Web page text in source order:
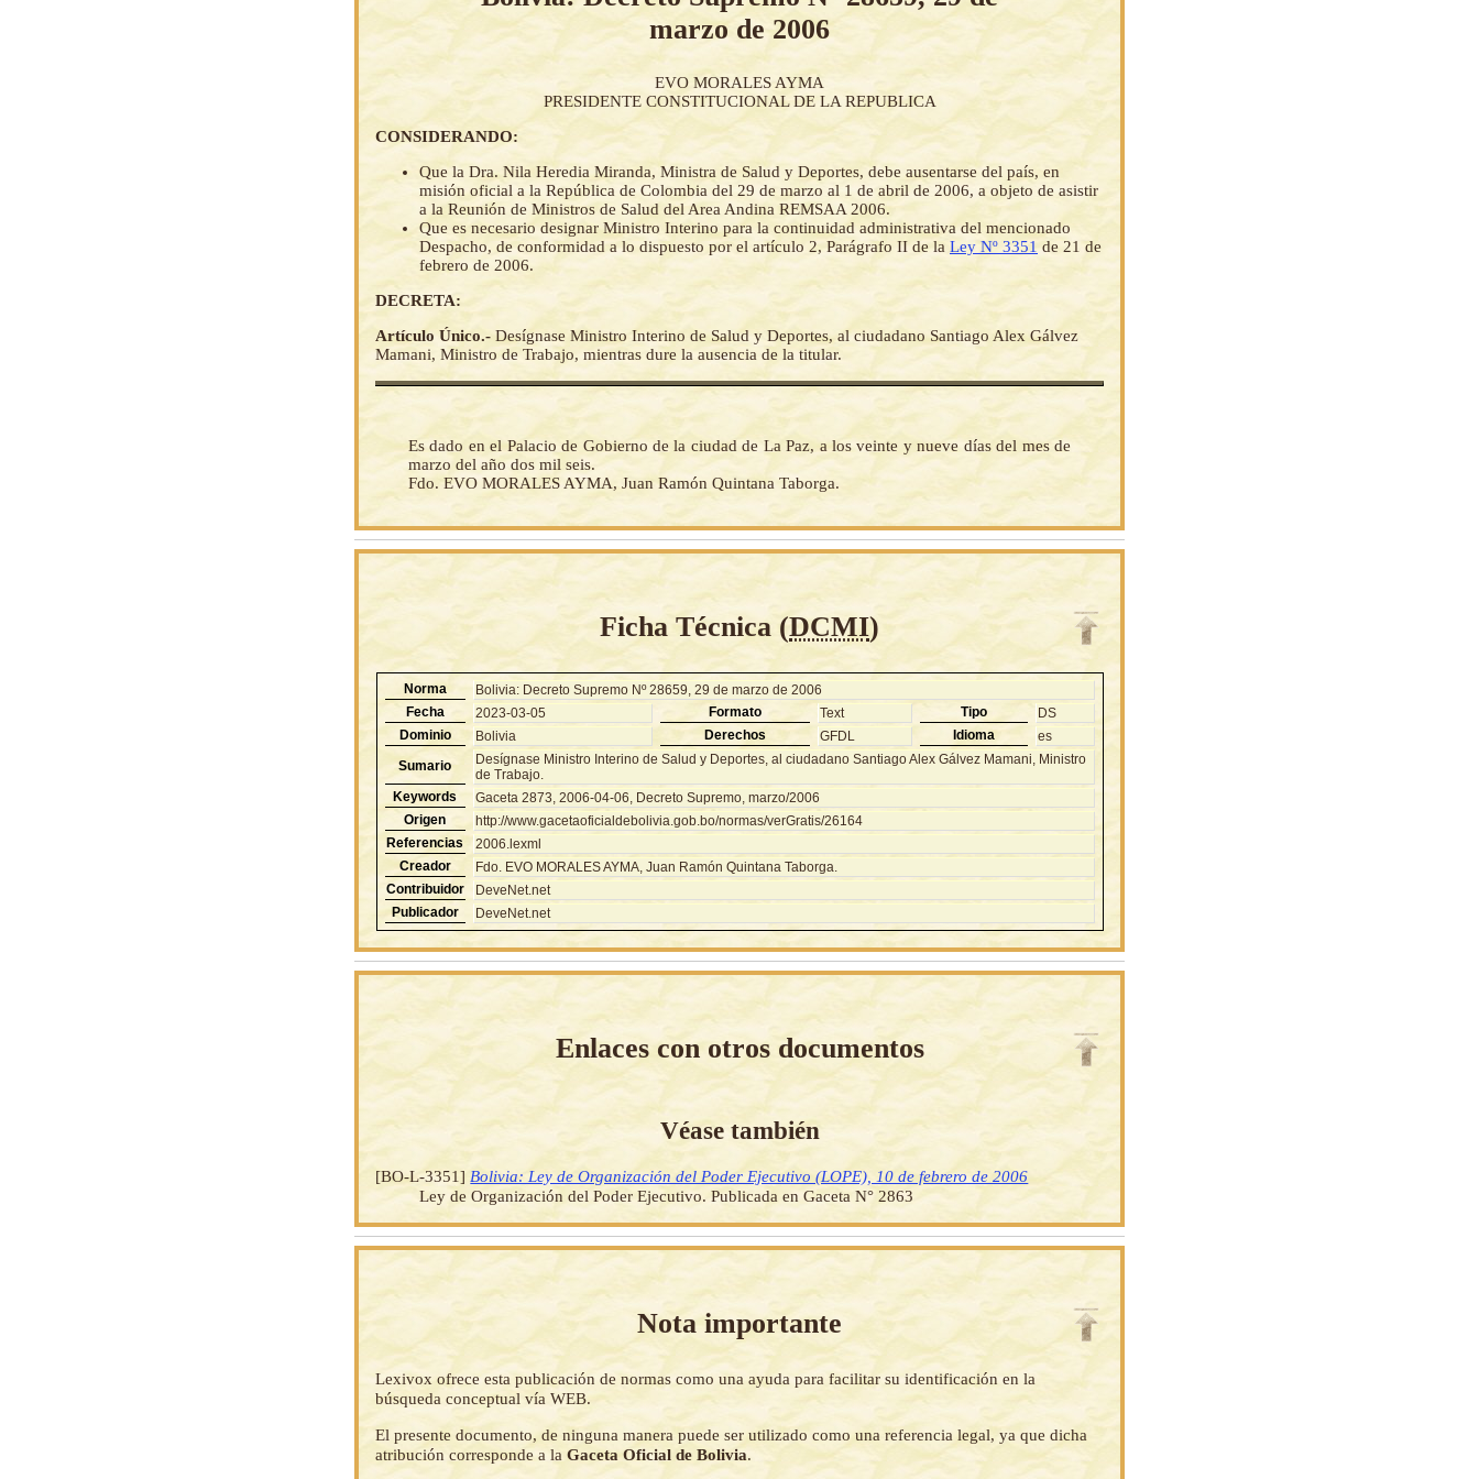
marzo de 2006
EVO MORALES AYMA
PRESIDENTE CONSTITUCIONAL DE LA REPUBLICA
CONSIDERANDO:
Que la Dra. Nila Heredia Miranda, Ministra de Salud y Deportes, debe ausentarse del país, en
misión oficial a la República de Colombia del 29 de marzo al 1 de abril de 2006, a objeto de asistir
a la Reunión de Ministros de Salud del Area Andina REMSAA 2006.
Que es necesario designar Ministro Interino para la continuidad administrativa del mencionado
Despacho, de conformidad a lo dispuesto por el artículo 2, Parágrafo II de la Ley Nº 3351 de 21 de
febrero de 2006.
DECRETA:
Artículo Único.- Desígnase Ministro Interino de Salud y Deportes, al ciudadano Santiago Alex Gálvez
Mamani, Ministro de Trabajo, mientras dure la ausencia de la titular.
Es dado en el Palacio de Gobierno de la ciudad de La Paz, a los veinte y nueve días del mes de
marzo del año dos mil seis.
Fdo. EVO MORALES AYMA, Juan Ramón Quintana Taborga.
Ficha Técnica (DCMI)
Norma
Bolivia: Decreto Supremo Nº 28659, 29 de marzo de 2006
Fecha
2023-03-05 Formato Text Tipo
DS
Dominio
Bolivia Derechos GFDL Idioma
es
Sumario
Desígnase Ministro Interino de Salud y Deportes, al ciudadano Santiago Alex Gálvez Mamani, Ministro
de Trabajo.
Keywords
Gaceta 2873, 2006-04-06, Decreto Supremo, marzo/2006
Origen
http://www.gacetaoficialdebolivia.gob.bo/normas/verGratis/26164
Referencias
2006.lexml
Creador
Fdo. EVO MORALES AYMA, Juan Ramón Quintana Taborga.
Contribuidor
DeveNet.net
Publicador
DeveNet.net
Enlaces con otros documentos
Véase también
[BO-L-3351] Bolivia: Ley de Organización del Poder Ejecutivo (LOPE), 10 de febrero de 2006
Ley de Organización del Poder Ejecutivo. Publicada en Gaceta N° 2863
Nota importante
Lexivox ofrece esta publicación de normas como una ayuda para facilitar su identificación en la
búsqueda conceptual vía WEB.
El presente documento, de ninguna manera puede ser utilizado como una referencia legal, ya que dicha
atribución corresponde a laGaceta Oficial de Bolivia.